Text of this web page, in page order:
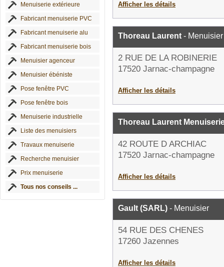
Menuiserie extérieure
Fabricant menuiserie PVC
Fabricant menuiserie alu
Fabricant menuiserie bois
Menuisier agenceur
Menuisier ébéniste
Pose fenêtre PVC
Pose fenêtre bois
Menuiserie industrielle
Liste des menuisiers
Travaux menuiserie
Recherche menuisier
Prix menuiserie
Tous nos conseils ...
Afficher les détails
Thoreau Laurent - Menuisier
2 RUE DE LA ROBINERIE
17520 Jarnac-champagne
Afficher les détails
Thoreau Laurent
42 ROUTE D ARCHIAC
17520 Jarnac-champagne
Afficher les détails
Gault (SARL) - Menuisier
54 RUE DES CHENES
17260 Jazennes
Afficher les détails